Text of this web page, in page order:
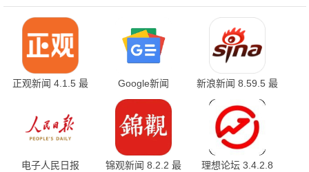
正观新闻 4.1.5 最
Google新闻
5.157.0.901298157
最新版
新浪新闻 8.59.5 最
电子人民日报
锦观新闻 8.2.2 最
理想论坛 3.4.2.8